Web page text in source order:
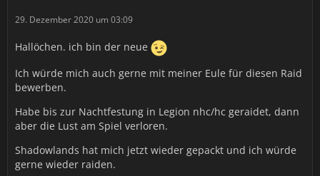
29. Dezember 2020 um 03:09
Hallöchen. ich bin der neue
Ich würde mich auch gerne mit meiner Eule für diesen Raid
bewerben.
Habe bis zur Nachtfestung in Legion nhc/hc geraidet, dann
aber die Lust am Spiel verloren.
Shadowlands hat mich jetzt wieder gepackt und ich würde
gerne wieder raiden.